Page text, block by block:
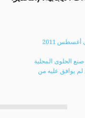
2011
الحلوى المحلية
منع الاختناق من الطعام 2005-2006, لم يوافق عليه من